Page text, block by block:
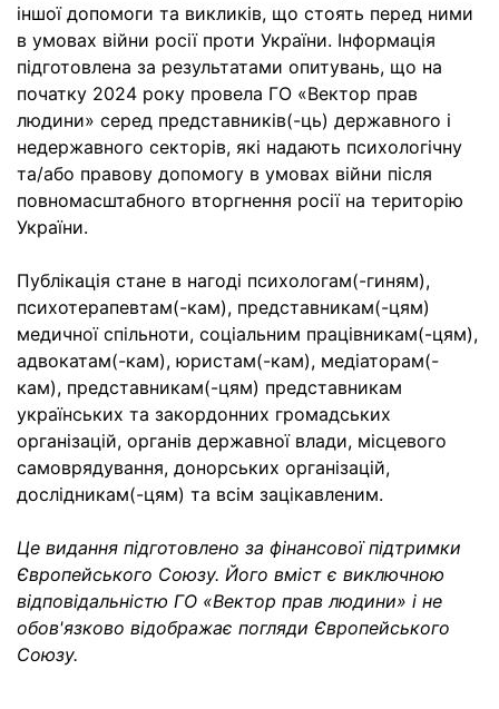
іншої допомоги та викликів, що стоять перед ними
в умовах війни росії проти України. Інформація
підготовлена за результатами опитувань, що на
початку 2024 року провела ГО «Вектор прав
людини» серед представників(-ць) державного і
недержавного секторів, які надають психологічну
та/або правову допомогу в умовах війни після
повномасштабного вторгнення росії на територію
України.
Публікація стане в нагоді психологам(-гиням),
психотерапевтам(-кам), представникам(-цям)
медичної спільноти, соціальним працівникам(-цям),
адвокатам(-кам), юристам(-кам), медіаторам(-
кам), представникам(-цям) представникам
українських та закордонних громадських
організацій, органів державної влади, місцевого
самоврядування, донорських організацій,
дослідникам(-цям) та всім зацікавленим.
Це видання підготовлено за фінансової підтримки
Європейського Союзу. Його вміст є виключною
відповідальністю ГО «Вектор прав людини» і не
обов'язково відображає погляди Європейського
Союзу.